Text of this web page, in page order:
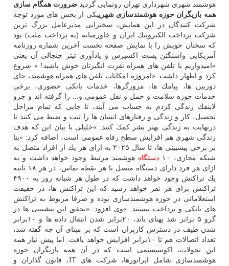
هوشمند شهری شهرداری تهران رونمایی گردید.ضرورت همگام سازی
همه بازیگران حوزه هوشمندسازی شهرییكی از بخش های مورد توجه
شركت كنندگان در این همایش، سخنرانی مدیرعامل بزرگ ترین
شركت پرداخت الكترونیك ایران و خاورمیانه (به پرداخت ملت) بود
كه سخنان خویش را با نمایش صفحه نخست آخرین شماره روزنامه
آمریكایی واشنگتن پست اكسپرس و یادآوری تیتر جنجالی آن یعنی
«امیدواریم با تلفن های همراه نفرت انگیزتان خوش باشید! » شروع
كرد و اظهار داشت: «امروزه امكانات تلفن های همراه هوشمند، جای
دوربین ها، پیامك ها، مرورگرها، خدمات بانكی حضوری، برخی
خدمات حوزه سلامت و حمل و نقل عمومی و... را گرفته اند و جزو
لاینفك زندگی كردم به حساب می آیند، تا جایی كه تمام مراحل
تحصیل، كار و زندگی و رفتارهای انسان ها را ثبت و ضبط می كنند تا
درنهایت به زندگی بهتر بشر كمك كنند. »خلیلی با بیان این كه هدف
زندگی شهری هم افزایش سطح رفاه عمومی است، اضافه كرد: «بنا
بر برخی پیشبینی ها، تا سال ۲۰۲۵ به ازای هر یك از افراد متصل به
شبكه مجازی، ۱۰
دستگاه هوشمند مرتبط وجود خواهد داشت و به
ازای هر فرد دارای دستگاه متصل با هر نقطه تماس، در هر ۱۸ ثانیه
یك تراكنش وجود خواهد داشت كه در طول هر شبانه روز به ۴۹۰۰
تراكنش برای هر نفر خواهد رسید كه این تراكنش ها، در حقیقت
استعلاماتی در حوزه هوشمندسازی بوده و صرفا مربوط به تراكنش
های بانكی و پرداخت نیستند. »وی افزود: «تحقق این پیشبینی ها در
گرو ۵ برابر شد پهنای باند، ۲۰برابر شدن انتقال داده ها و ۱۰برابر
شدن طیف در دسترس كاربران است كه بر مبنای آن چه گفته شد،
تعداد اتصالات هم تا ۱۰برابر افزایش خواهد یافت. اما پیش نیاز همه
این تحولات، اكوسیستمی است كه در آن همه بازیگران حوزه
هوشمندسازی شامل اپراتورها، شركت های IT، قانون گذاران و